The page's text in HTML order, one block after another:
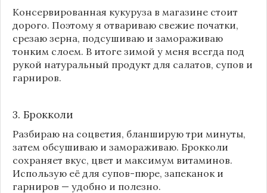
Консервированная кукуруза в магазине стоит
дорого. Поэтому я отвариваю свежие початки,
срезаю зерна, подсушиваю и замораживаю
тонким слоем. В итоге зимой у меня всегда под
рукой натуральный продукт для салатов, супов и
гарниров.
3. Брокколи
Разбираю на соцветия, бланширую три минуты,
затем обсушиваю и замораживаю. Брокколи
сохраняет вкус, цвет и максимум витаминов.
Использую её для супов-пюре, запеканок и
гарниров — удобно и полезно.